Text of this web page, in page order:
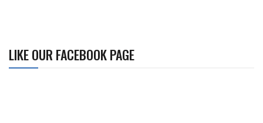
LIKE OUR FACEBOOK PAGE